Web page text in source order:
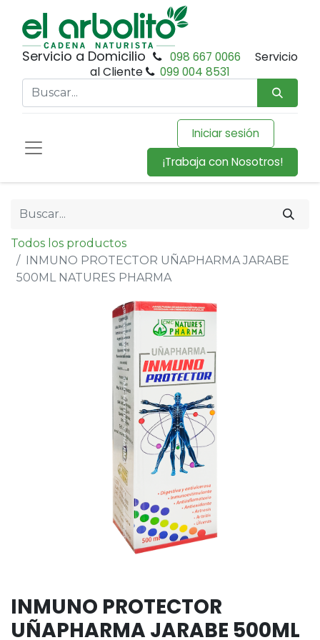
Servicio a Domicilio 098 667 0066
Servicio
al Cliente
099 004 8531
Iniciar sesión
¡Trabaja con Nosotros!
Todos los productos
INMUNO PROTECTOR UÑAPHARMA JARABE
500ML NATURES PHARMA
INMUNO PROTECTOR
UÑAPHARMA JARABE 500ML